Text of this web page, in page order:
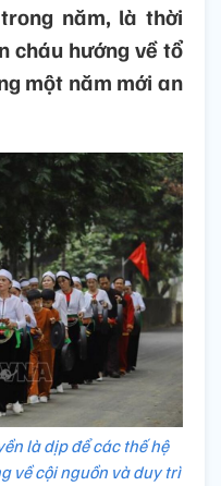
năm, là thời
cháu hướng về tổ
một năm mới an
là dịp để các thế hệ
về cội nguồn và duy trì